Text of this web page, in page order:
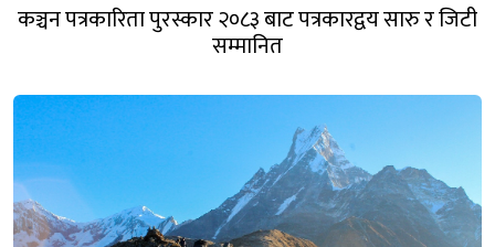
कञ्चन पत्रकारिता पुरस्कार २०८३ बाट पत्रकारद्वय सारु र जिटी
सम्मानित